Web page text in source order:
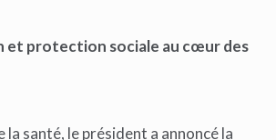
et protection sociale au cœur des
la santé, le président a annoncé la